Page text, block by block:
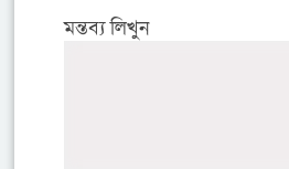
মন্তব্য লিখুন